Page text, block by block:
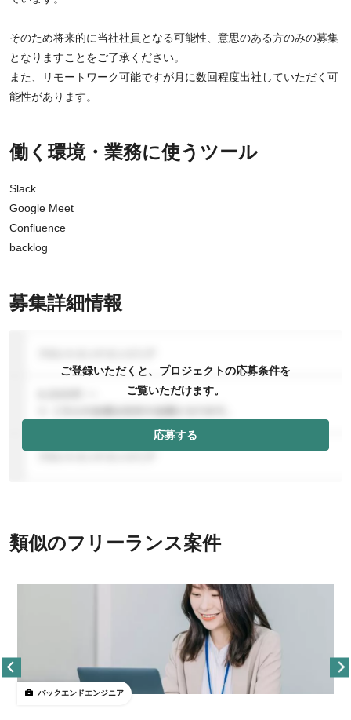
そのため将来的に当社社員となる可能性、意思のある方のみの募集
となりますことをご了承ください。
また、リモートワーク可能ですが月に数回程度出社していただく可
能性があります。
働く環境・業務に使うツール
Slack
Google Meet
Confluence
backlog
募集詳細情報
ご登録いただくと、プロジェクトの応募条件を
ご覧いただけます。
応募する
類似のフリーランス案件
バックエンドエンジニア